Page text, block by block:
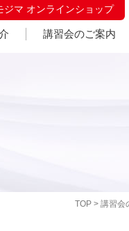
ジマ オンラインショップ
講習会のご案内
TOP > 講習会